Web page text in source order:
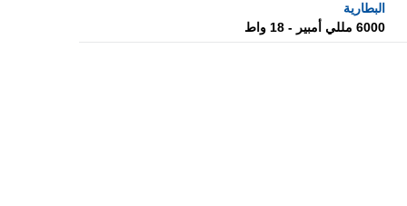
البطارية
6000 مللي أمبير - 18 واط